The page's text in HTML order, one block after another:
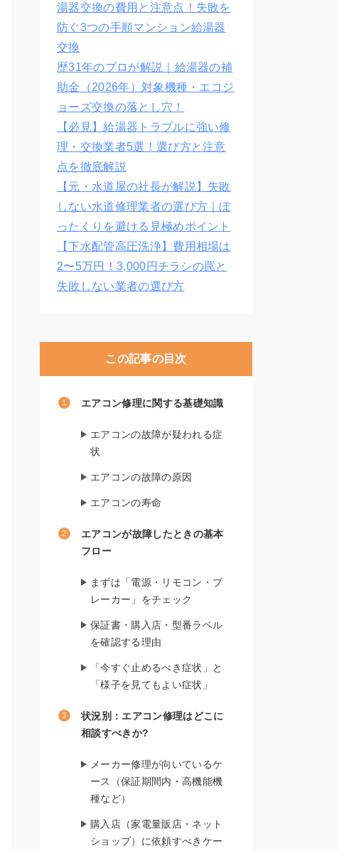
湯器交換の費用と注意点！失敗を
防ぐ3つの手順マンション給湯器
交換
歴31年のプロが解説｜給湯器の補
助金（2026年）対象機種・エコジ
ョーズ交換の落とし穴！
【必見】給湯器トラブルに強い修
理・交換業者5選！選び方と注意
点を徹底解説
【元・水道屋の社長が解説】失敗
しない水道修理業者の選び方｜ぼ
ったくりを避ける見極めポイント
【下水配管高圧洗浄】費用相場は
2〜5万円！3,000円チラシの罠と
失敗しない業者の選び方
この記事の目次
エアコン修理に関する基礎知識
エアコンの故障が疑われる症
状
エアコンの故障の原因
エアコンの寿命
エアコンが故障したときの基本
フロー
まずは「電源・リモコン・ブ
レーカー」をチェック
保証書・購入店・型番ラベル
を確認する理由
「今すぐ止めるべき症状」と
「様子を見てもよい症状」
状況別：エアコン修理はどこに
相談すべきか?
メーカー修理が向いているケ
ース（保証期間内・高機能機
種など）
購入店（家電量販店・ネット
ショップ）に依頼すべきケー